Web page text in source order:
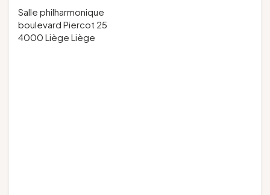
Salle philharmonique
boulevard Piercot 25
4000 Liège Liège